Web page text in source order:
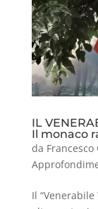
IL
Il monaco
da
Il